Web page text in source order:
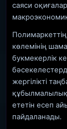
саяси
көлемінің
букмекерлік
жергілікті
ететін есеп
пайдаланады.